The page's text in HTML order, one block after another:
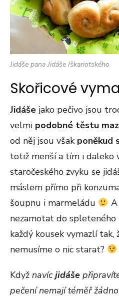
Jidáše pana Jidáše Iškariotského
Skořicové
Jidáše jako pečivo jsou
velmi podobné těstu
od něj jsou však poněkud
totiž menší a tím i daleko
staročeského zvyku se
máslem přímo při
šoupnu i marmeládu
nezamotat do
každý kousek vymazlí tak,
nemusíme o nic starat?
Když navícjidáše
pečení nemají téměř